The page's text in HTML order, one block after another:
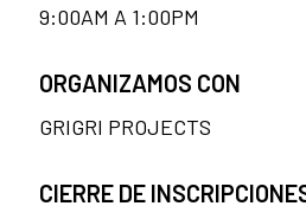
9:00AM A 1:00PM
ORGANIZAMOS CON
GRIGRI PROJECTS
CIERRE DE